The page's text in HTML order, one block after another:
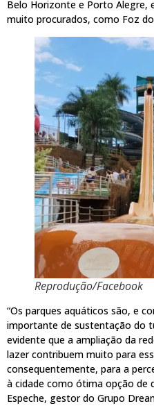
Belo Horizonte e Porto
muito procurados, como Foz do
Reprodução/Facebook
“Os parques aquáticos são, e
importante de sustentação do
evidente que a ampliação da
lazer contribuem muito para
consequentemente, para a
à cidade como ótima opção de
Espeche, gestor do Grupo